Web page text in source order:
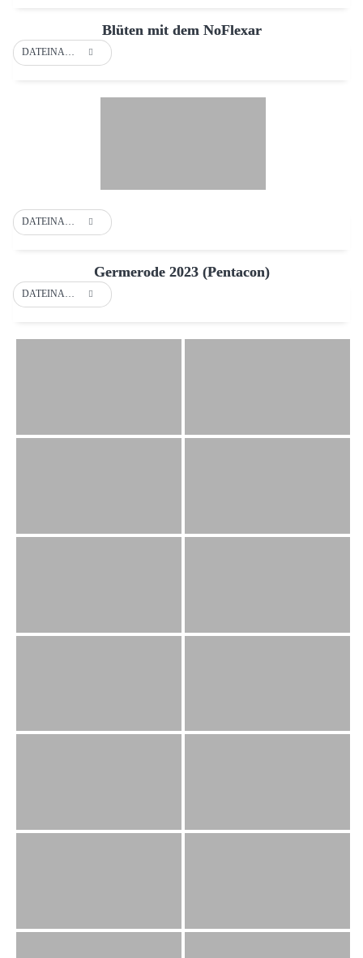
Blüten mit dem NoFlexar
DATEINAME
DATEINAME
Germerode 2023 (Pentacon)
DATEINAME